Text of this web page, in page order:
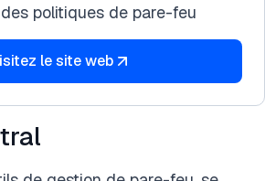
politiques de pare-feu
le site web